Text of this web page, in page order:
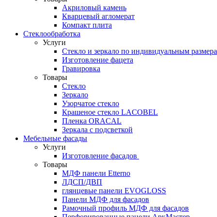
Акриловый камень
Кварцевый агломерат
Компакт плита
Стеклообработка
Услуги
Стекло и зеркало по индивидуальным
Изготовление фацета
Гравировка
Товары
Стекло
Зеркало
Узорчатое стекло
Крашеное стекло LACOBEL
Пленка ORACAL
Зеркала с подсветкой
Мебельные фасады
Услуги
Изготовление фасадов
Товары
МДФ панели Etterno
ЛДСП/ДВП
глянцевые панели EVOGLOSS
Панели МДФ для фасадов
Рамочный профиль МДФ для фасадов